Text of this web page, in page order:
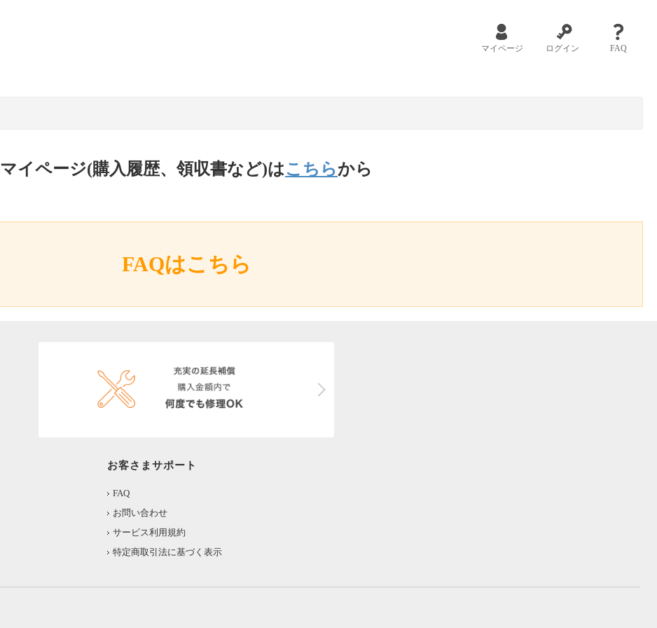
マイページ ログイン FAQ
マイページ(購入履歴、領収書など)はこちらから
FAQはこちら
お客さまサポート
FAQ
お問い合わせ
サービス利用規約
特定商取引法に基づく表示